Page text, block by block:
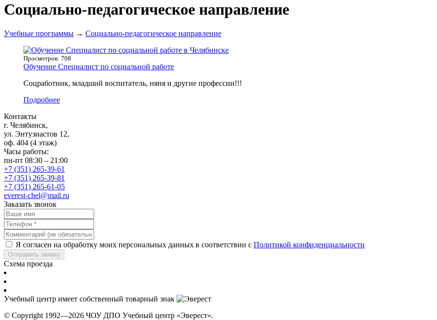
Социально-педагогическое направление
Учебные программы → Социально-педагогическое направление
Просмотров: 708
Обучение Специалист по социальной работе
Соцработник, младший воспитатель, няня и другие профессии!!!
Подробнее
Контакты
г. Челябинск,
ул. Энтузиастов 12,
оф. 404 (4 этаж)
Часы работы:
пн-пт 08:30 – 21:00
+7 (351) 265-39-61
+7 (351) 265-39-81
+7 (351) 265-61-05
everest-chel@mail.ru
Заказать звонок
Я согласен на обработку моих персональных данных в соответствии с Политикой конфиденциальности
Отправить заявку
Схема проезда
Учебный центр имеет собственный товарный знак
© Copyright 1992—2026 ЧОУ ДПО Учебный центр «Эверест».